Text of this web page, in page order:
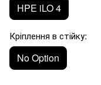
HPE iLO 4
Кріплення в стійку:
No Option